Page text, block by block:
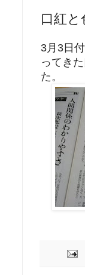
口紅
3月3日
ってき
た。